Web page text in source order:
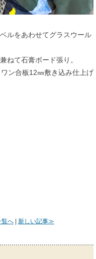
ルをあわせてグラスウール
ねて石膏ボード張り。
ン合板12㎜敷き込み仕上げ
覧へ | 新しい記事≫